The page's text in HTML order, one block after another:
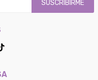
SUSCRIBIRME